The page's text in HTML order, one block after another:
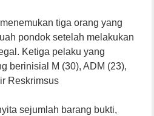
tiga orang yang
pondok setelah melakukan
Ketiga pelaku yang
berinisial M (30), ADM (23),
Reskrimsus
sejumlah barang bukti,